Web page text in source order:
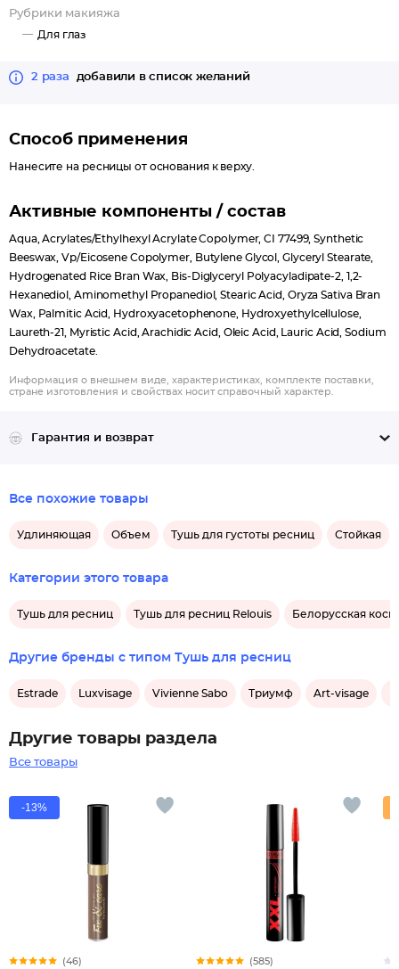
Рубрики макияжа
Для глаз
2 раза добавили в список желаний
Способ применения
Нанесите на ресницы от основания к верху.
Активные компоненты / состав
Aqua, Acrylates/Ethylhexyl Acrylate Copolymer, CI 77499, Synthetic
Beeswax, Vp/Eicosene Copolymer, Butylene Glycol, Glyceryl Stearate,
Hydrogenated Rice Bran Wax, Bis-Diglyceryl Polyacyladipate-2, 1,2-
Hexanediol, Aminomethyl Propanediol, Stearic Acid, Oryza Sativa Bran
Wax, Palmitic Acid, Hydroxyacetophenone, Hydroxyethylcellulose,
Laureth-21, Myristic Acid, Arachidic Acid, Oleic Acid, Lauric Acid, Sodium
Dehydroacetate.
Информация о внешнем виде, характеристиках, комплекте поставки,
стране изготовления и свойствах носит справочный характер.
Гарантия и возврат
Все похожие товары
Удлиняющая Объем Тушь для густоты ресниц Стойкая
Категории этого товара
Тушь для ресниц Тушь для ресниц Relouis Белорусская
Другие бренды с типом Тушь для ресниц
Estrade Luxvisage Vivienne Sabo Триумф Art-visage
Другие товары раздела
Все товары
-13%
(46) (585)